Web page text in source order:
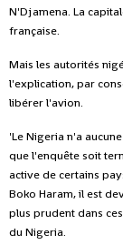
N'Djamena. La
française.
Mais les autorités
l'explication, par
libérer l'avion.
'Le Nigeria n'a
que l'enquête soit
active de certains
Boko Haram, il est
plus prudent dans
du Nigeria.